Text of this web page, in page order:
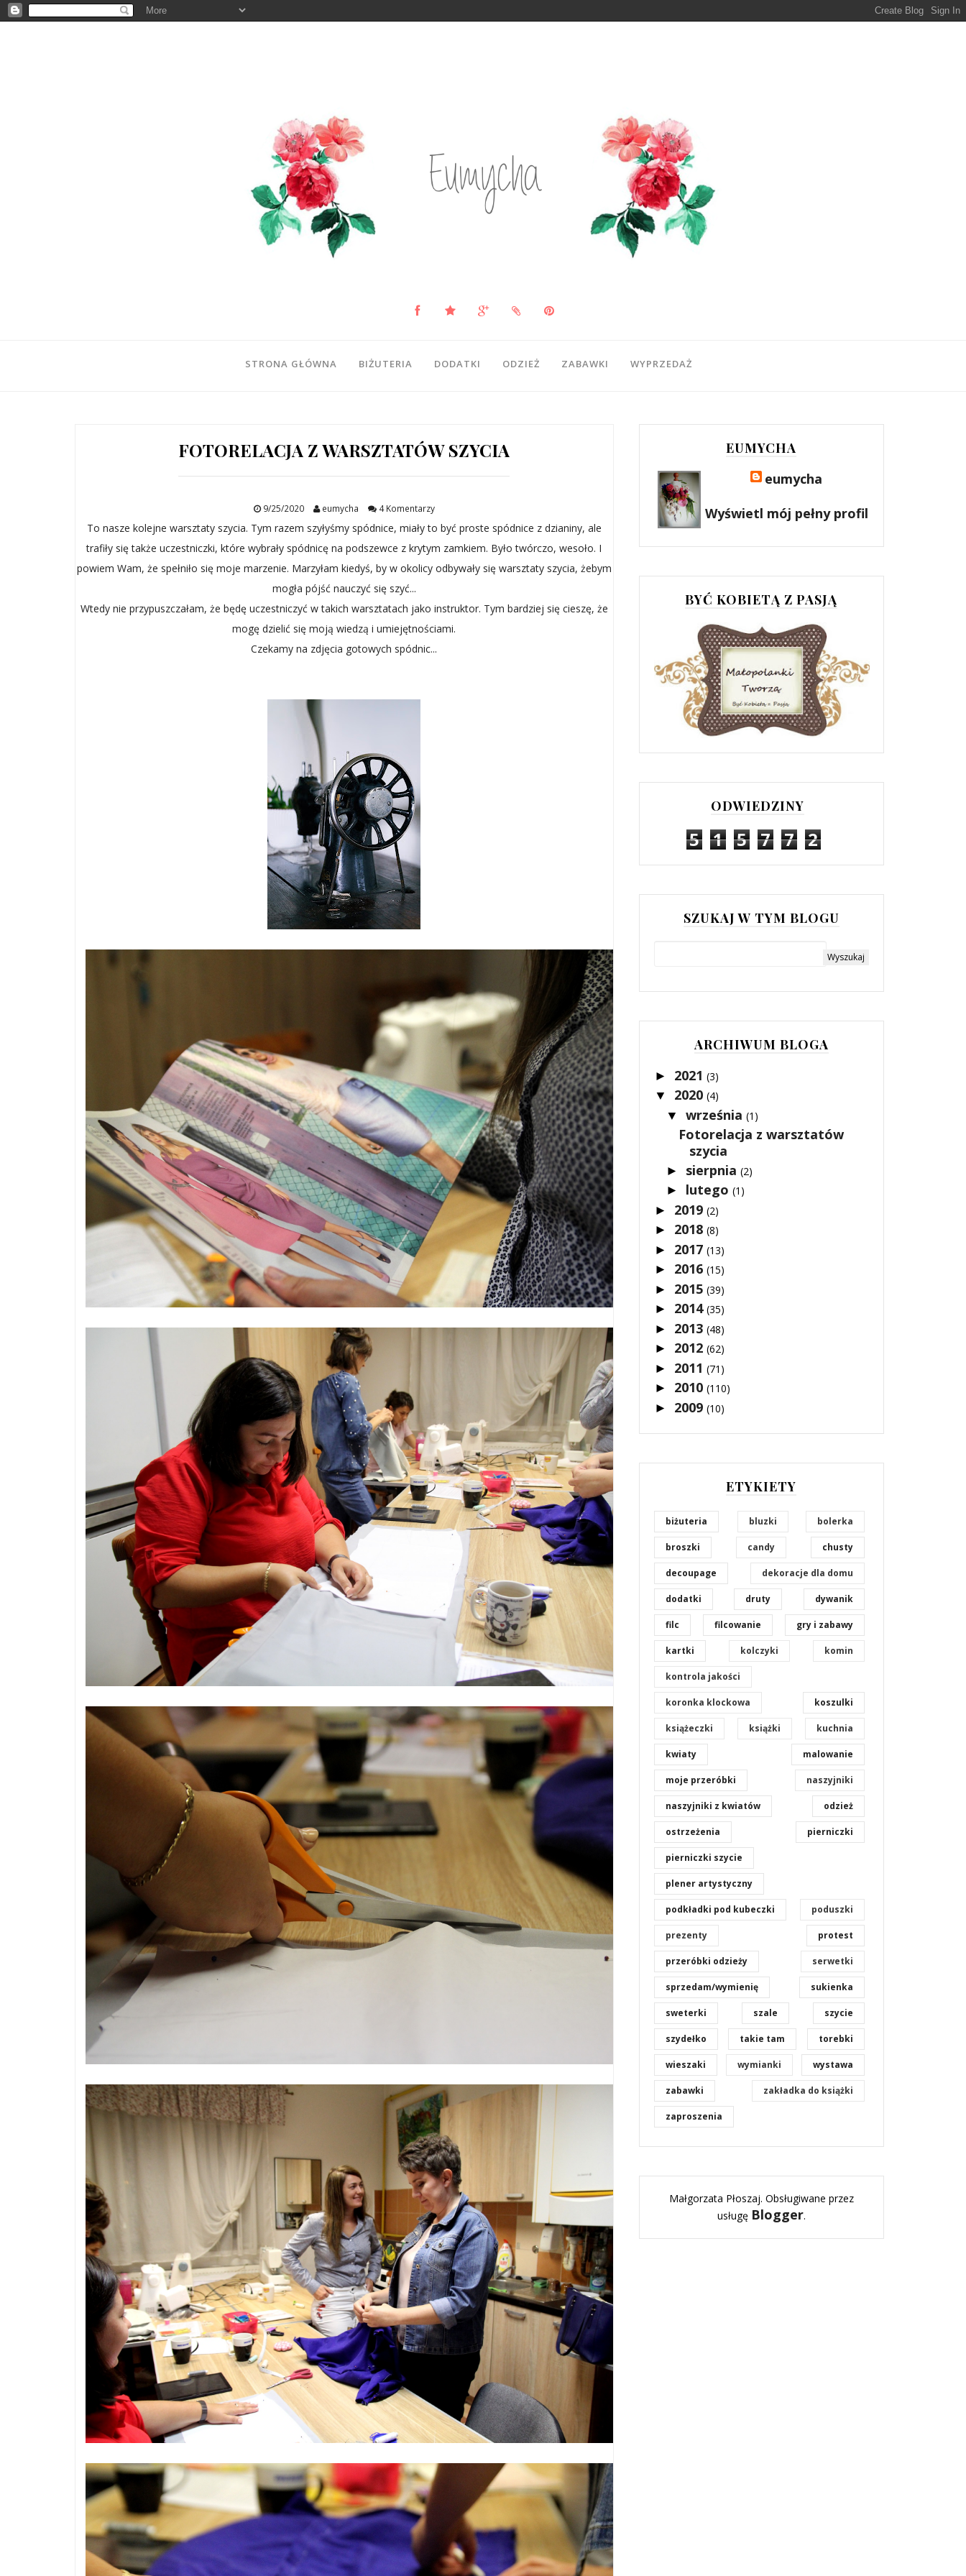
STRONA GŁÓWNA BIŻUTERIA DODATKI ODZIEŻ ZABAWKI WYPRZEDAŻ
FOTORELACJA Z WARSZTATÓW SZYCIA
9/25/2020 eumycha 4 Komentarzy
To nasze kolejne warsztaty szycia. Tym razem szyłyśmy spódnice, miały to być proste spódnice z dzianiny, ale
trafiły się także uczestniczki, które wybrały spódnicę na podszewce z krytym zamkiem. Było twórczo, wesoło. I
powiem Wam, że spełniło się moje marzenie. Marzyłam kiedyś, by w okolicy odbywały się warsztaty szycia, żebym
mogła pójść nauczyć się szyć...
Wtedy nie przypuszczałam, że będę uczestniczyć w takich warsztatach jako instruktor. Tym bardziej się cieszę, że
mogę dzielić się moją wiedzą i umiejętnościami.
Czekamy na zdjęcia gotowych spódnic...
EUMYCHA
eumycha
Wyświetl mój pełny profil
BYĆ KOBIETĄ Z PASJĄ
ODWIEDZINY
5 1 5 7 7 2
SZUKAJ W TYM BLOGU
ARCHIWUM BLOGA
► 2021 (3)
▼ 2020 (4)
▼września(1)
Fotorelacja z warsztatów
szycia
► sierpnia(2)
► lutego(1)
► 2019 (2)
► 2018 (8)
► 2017 (13)
► 2016 (15)
► 2015 (39)
► 2014 (35)
► 2013 (48)
► 2012 (62)
► 2011 (71)
► 2010 (110)
► 2009 (10)
ETYKIETY
biżuteria bluzki bolerka
broszki candy chusty
decoupage dekoracje dla domu
dodatki druty dywanik
filc filcowanie gry i zabawy
kartki kolczyki komin
kontrola jakości
koronka klockowa koszulki
książeczki książki kuchnia
kwiaty malowanie
moje przeróbki naszyjniki
naszyjniki z kwiatów odzież
ostrzeżenia pierniczki
pierniczki szycie
plener artystyczny
podkładki pod kubeczki poduszki
prezenty protest
przeróbki odzieży serwetki
sprzedam/wymienię sukienka
sweterki szale szycie
szydełko takie tam torebki
wieszaki wymianki wystawa
zabawki zakładka do książki
zaproszenia
Małgorzata Płoszaj. Obsługiwane przez
usługę Blogger.